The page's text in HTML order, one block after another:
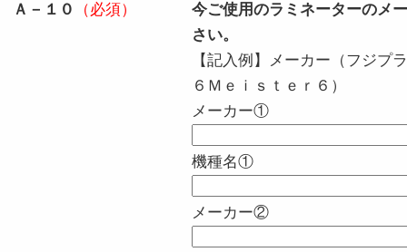
Ａ－１０ （必須）
今ご使用のラミネーターのメ
さい。
【記入例】メーカー（フジ
６Ｍｅｉｓｔｅｒ６）
メーカー①
機種名①
メーカー②